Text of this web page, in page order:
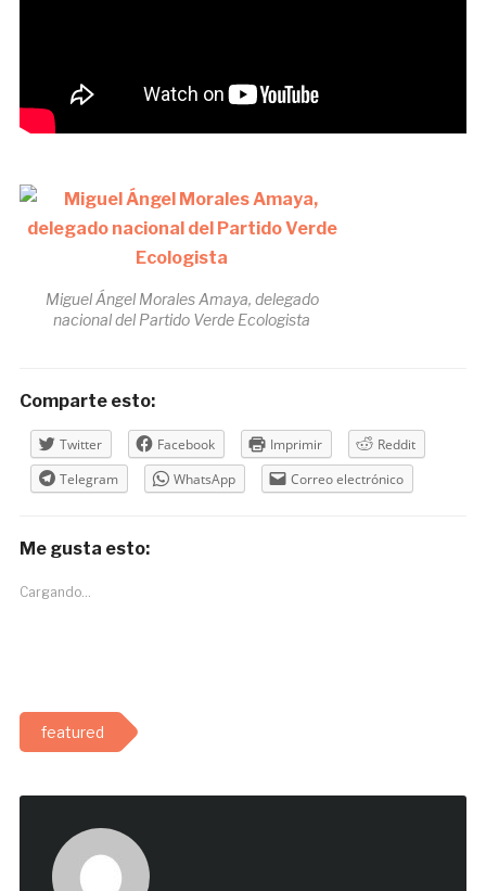
Miguel Ángel Morales Amaya, delegado
nacional del Partido Verde Ecologista
Comparte esto:
Twitter Facebook Imprimir
Reddit
Telegram
WhatsApp Correo electrónico
Me gusta esto:
Cargando...
featured